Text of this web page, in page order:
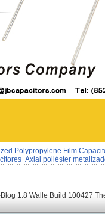
Polypropylene Film
Axial poliéster
1.8 Walle Build 100427